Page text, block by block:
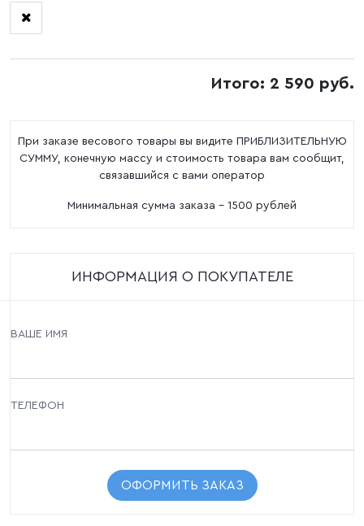
Итого: 2 590 руб.
При заказе весового товары вы видите ПРИБЛИЗИТЕЛЬНУЮ
СУММУ, конечную массу и стоимость товара вам сообщит,
связавшийся с вами оператор
Минимальная сумма заказа - 1500 рублей
ИНФОРМАЦИЯ О ПОКУПАТЕЛЕ
ВАШЕ ИМЯ
ТЕЛЕФОН
ОФОРМИТЬ ЗАКАЗ